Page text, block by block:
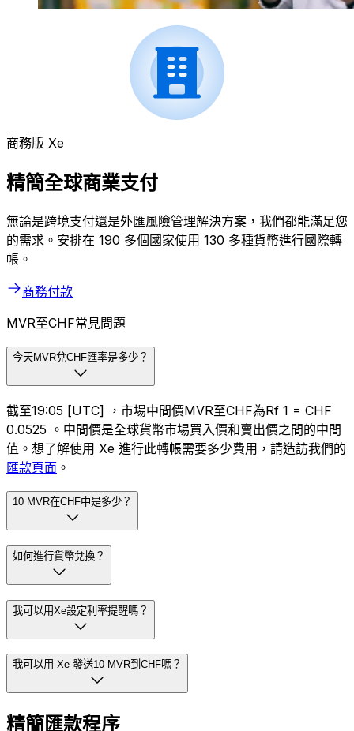
商務版 Xe
精簡全球商業支付
無論是跨境支付還是外匯風險管理解決方案，我們都能滿足您
的需求。安排在 190 多個國家使用 130 多種貨幣進行國際轉
帳。
商務付款
MVR至CHF常見問題
今天MVR兌CHF匯率是多少？
截至19:05 [UTC] ，市場中間價MVR至CHF為Rf 1 = CHF
0.0525 。中間價是全球貨幣市場買入價和賣出價之間的中間
值。想了解使用 Xe 進行此轉帳需要多少費用，請造訪我們的
匯款頁面 。
10 MVR在CHF中是多少？
如何進行貨幣兌換？
我可以用Xe設定利率提醒嗎？
我可以用 Xe 發送10 MVR到CHF嗎？
精簡匯款程序